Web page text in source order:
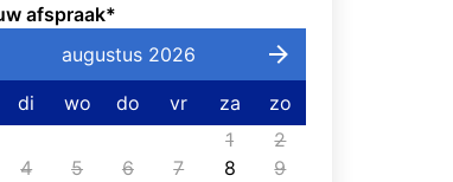
afspraak*
augustus 2026
di wo do vr za
zo
1
2
4 5 6 7 8
9